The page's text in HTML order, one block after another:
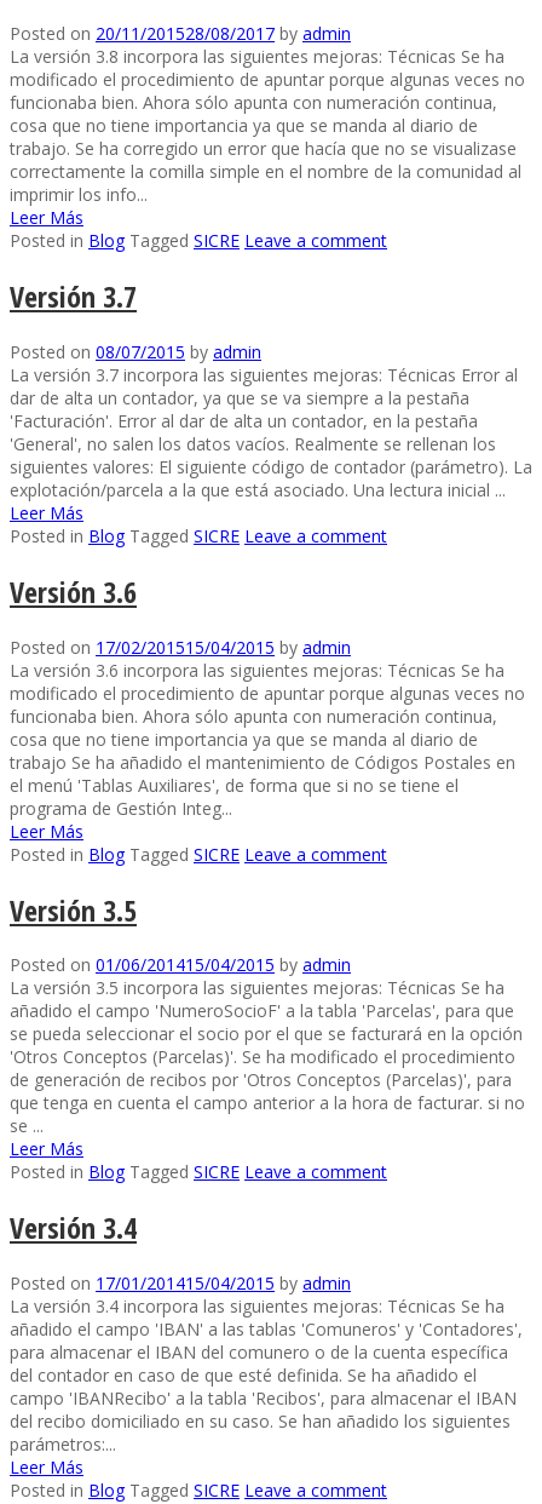
Posted on 20/11/201528/08/2017 by admin
La versión 3.8 incorpora las siguientes mejoras: Técnicas Se ha
modificado el procedimiento de apuntar porque algunas veces no
funcionaba bien. Ahora sólo apunta con numeración continua,
cosa que no tiene importancia ya que se manda al diario de
trabajo. Se ha corregido un error que hacía que no se visualizase
correctamente la comilla simple en el nombre de la comunidad al
imprimir los info...
Leer Más
Posted in Blog Tagged SICRE Leave a comment
Versión 3.7
Posted on 08/07/2015 by admin
La versión 3.7 incorpora las siguientes mejoras: Técnicas Error al
dar de alta un contador, ya que se va siempre a la pestaña
'Facturación'. Error al dar de alta un contador, en la pestaña
'General', no salen los datos vacíos. Realmente se rellenan los
siguientes valores: El siguiente código de contador (parámetro). La
explotación/parcela a la que está asociado. Una lectura inicial ...
Leer Más
Posted in Blog Tagged SICRE Leave a comment
Versión 3.6
Posted on 17/02/201515/04/2015 by admin
La versión 3.6 incorpora las siguientes mejoras: Técnicas Se ha
modificado el procedimiento de apuntar porque algunas veces no
funcionaba bien. Ahora sólo apunta con numeración continua,
cosa que no tiene importancia ya que se manda al diario de
trabajo Se ha añadido el mantenimiento de Códigos Postales en
el menú 'Tablas Auxiliares', de forma que si no se tiene el
programa de Gestión Integ...
Leer Más
Posted in Blog Tagged SICRE Leave a comment
Versión 3.5
Posted on 01/06/201415/04/2015 by admin
La versión 3.5 incorpora las siguientes mejoras: Técnicas Se ha
añadido el campo 'NumeroSocioF' a la tabla 'Parcelas', para que
se pueda seleccionar el socio por el que se facturará en la opción
'Otros Conceptos (Parcelas)'. Se ha modificado el procedimiento
de generación de recibos por 'Otros Conceptos (Parcelas)', para
que tenga en cuenta el campo anterior a la hora de facturar. si no
se ...
Leer Más
Posted in Blog Tagged SICRE Leave a comment
Versión 3.4
Posted on 17/01/201415/04/2015 by admin
La versión 3.4 incorpora las siguientes mejoras: Técnicas Se ha
añadido el campo 'IBAN' a las tablas 'Comuneros' y 'Contadores',
para almacenar el IBAN del comunero o de la cuenta específica
del contador en caso de que esté definida. Se ha añadido el
campo 'IBANRecibo' a la tabla 'Recibos', para almacenar el IBAN
del recibo domiciliado en su caso. Se han añadido los siguientes
parámetros:...
Leer Más
Posted in Blog Tagged SICRE Leave a comment